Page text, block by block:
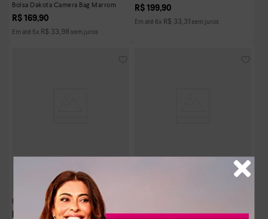
Bolsa Dakota Camera Bag Marrom
R$ 169,90
Em até 5x R$ 33,98 sem juros
R$ 199,90
Em até 6x R$ 33,31 sem juros
Bolsa Dakota Transversal Preta
90
R$ 299,90